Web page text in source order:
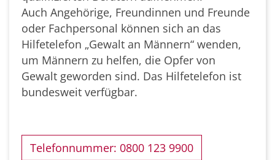
Auch Angehörige, Freundinnen und Freunde
oder Fachpersonal können sich an das
Hilfetelefon „Gewalt an Männern“ wenden,
um Männern zu helfen, die Opfer von
Gewalt geworden sind. Das Hilfetelefon ist
bundesweit verfügbar.
Telefonnummer: 0800 123 9900